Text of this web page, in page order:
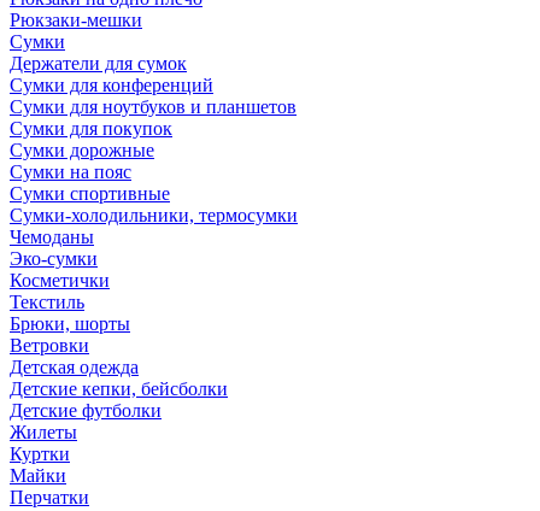
Рюкзаки-мешки
Сумки
Держатели для сумок
Сумки для конференций
Сумки для ноутбуков и планшетов
Сумки для покупок
Сумки дорожные
Сумки на пояс
Сумки спортивные
Сумки-холодильники, термосумки
Чемоданы
Эко-сумки
Косметички
Текстиль
Брюки, шорты
Ветровки
Детская одежда
Детские кепки, бейсболки
Детские футболки
Жилеты
Куртки
Майки
Перчатки